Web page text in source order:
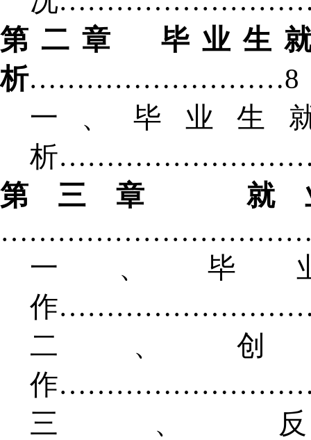
第二章
毕业生
析………………………8
一、毕业生
析
第三章
就
一、毕
作
二、
作
三、